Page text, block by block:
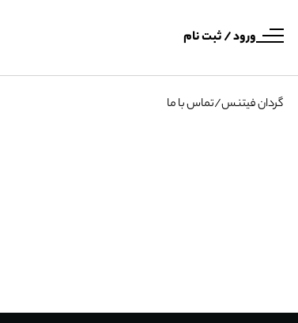
ورود / ثبت نام
گردان فیتنس/تماس با ما